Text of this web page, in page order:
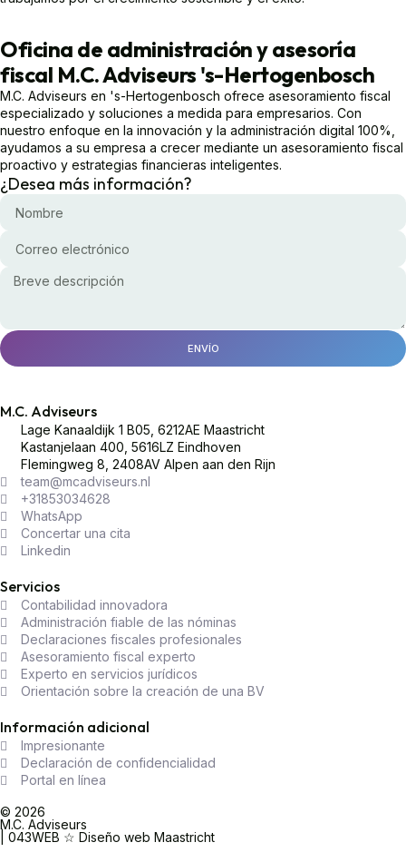
Oficina de administración y asesoría
fiscal M.C. Adviseurs 's-Hertogenbosch
M.C. Adviseurs en 's-Hertogenbosch ofrece asesoramiento fiscal
especializado y soluciones a medida para empresarios. Con
nuestro enfoque en la innovación y la administración digital 100%,
ayudamos a su empresa a crecer mediante un asesoramiento fiscal
proactivo y estrategias financieras inteligentes.
¿Desea más información?
ENVÍO
M.C. Adviseurs
Lage Kanaaldijk 1 B05, 6212AE Maastricht
Kastanjelaan 400, 5616LZ Eindhoven
Flemingweg 8, 2408AV Alpen aan den Rijn
team@mcadviseurs.nl
+31853034628
WhatsApp
Concertar una cita
Linkedin
Servicios
Contabilidad innovadora
Administración fiable de las nóminas
Declaraciones fiscales profesionales
Asesoramiento fiscal experto
Experto en servicios jurídicos
Orientación sobre la creación de una BV
Información adicional
Impresionante
Declaración de confidencialidad
Portal en línea
© 2026
M.C. Adviseurs
| 043WEB ☆ Diseño web Maastricht